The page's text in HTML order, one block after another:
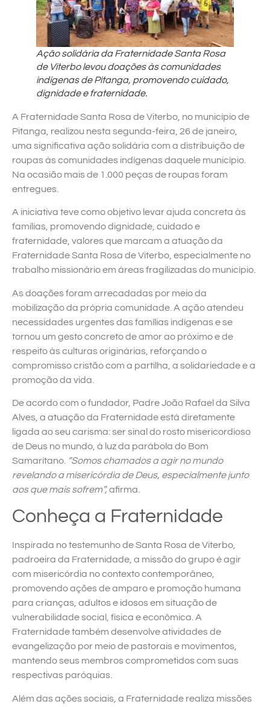
Ação solidária da Fraternidade Santa Rosa
de Viterbo levou doações às comunidades
indígenas de Pitanga, promovendo cuidado,
dignidade e fraternidade.
A Fraternidade Santa Rosa de Viterbo, no município de
Pitanga, realizou nesta segunda-feira, 26 de janeiro,
uma significativa ação solidária com a distribuição de
roupas às comunidades indígenas daquele município.
Na ocasião mais de 1.000 peças de roupas foram
entregues.
A iniciativa teve como objetivo levar ajuda concreta às
famílias, promovendo dignidade, cuidado e
fraternidade, valores que marcam a atuação da
Fraternidade Santa Rosa de Viterbo, especialmente no
trabalho missionário em áreas fragilizadas do município.
As doações foram arrecadadas por meio da
mobilização da própria comunidade. A ação atendeu
necessidades urgentes das famílias indígenas e se
tornou um gesto concreto de amor ao próximo e de
respeito às culturas originárias, reforçando o
compromisso cristão com a partilha, a solidariedade e a
promoção da vida.
De acordo com o fundador, Padre João Rafael da Silva
Alves, a atuação da Fraternidade está diretamente
ligada ao seu carisma: ser sinal do rosto misericordioso
de Deus no mundo, à luz da parábola do Bom
Samaritano. “Somos chamados a agir no mundo
revelando a misericórdia de Deus, especialmente junto
aos que mais sofrem”,afirma.
Conheça a Fraternidade
Inspirada no testemunho de Santa Rosa de Viterbo,
padroeira da Fraternidade, a missão do grupo é agir
com misericórdia no contexto contemporâneo,
promovendo ações de amparo e promoção humana
para crianças, adultos e idosos em situação de
vulnerabilidade social, física e econômica. A
Fraternidade também desenvolve atividades de
evangelização por meio de pastorais e movimentos,
mantendo seus membros comprometidos com suas
respectivas paróquias.
Além das ações sociais, a Fraternidade realiza missões